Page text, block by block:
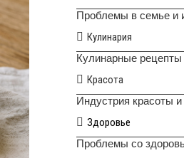
Проблемы в семье и
Кулинария
Кулинарные рецепты
Красота
Индустрия красоты
Здоровье
Проблемы со